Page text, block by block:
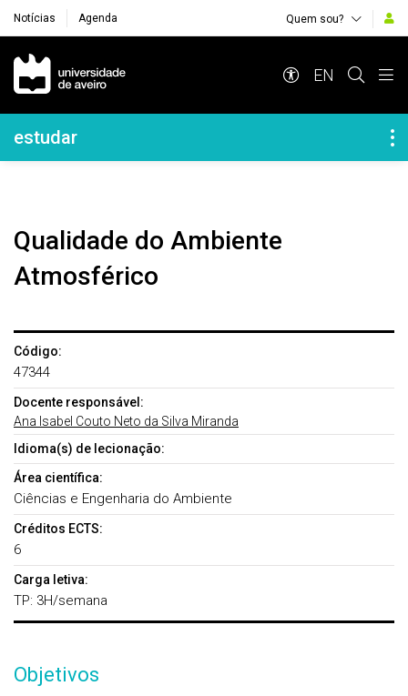
Notícias Agenda Quem sou?
Navegação Principal
EN
Navegação Lateral
estudar
Qualidade do Ambiente
Atmosférico
Código:
47344
Docente responsável:
Ana Isabel Couto Neto da Silva Miranda
Idioma(s) de lecionação:
Área científica:
Ciências e Engenharia do Ambiente
Créditos ECTS:
6
Carga letiva:
TP: 3H/semana
Objetivos